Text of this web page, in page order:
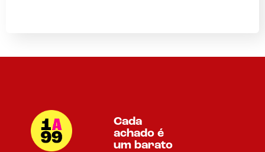
Cada
achado é
um barato